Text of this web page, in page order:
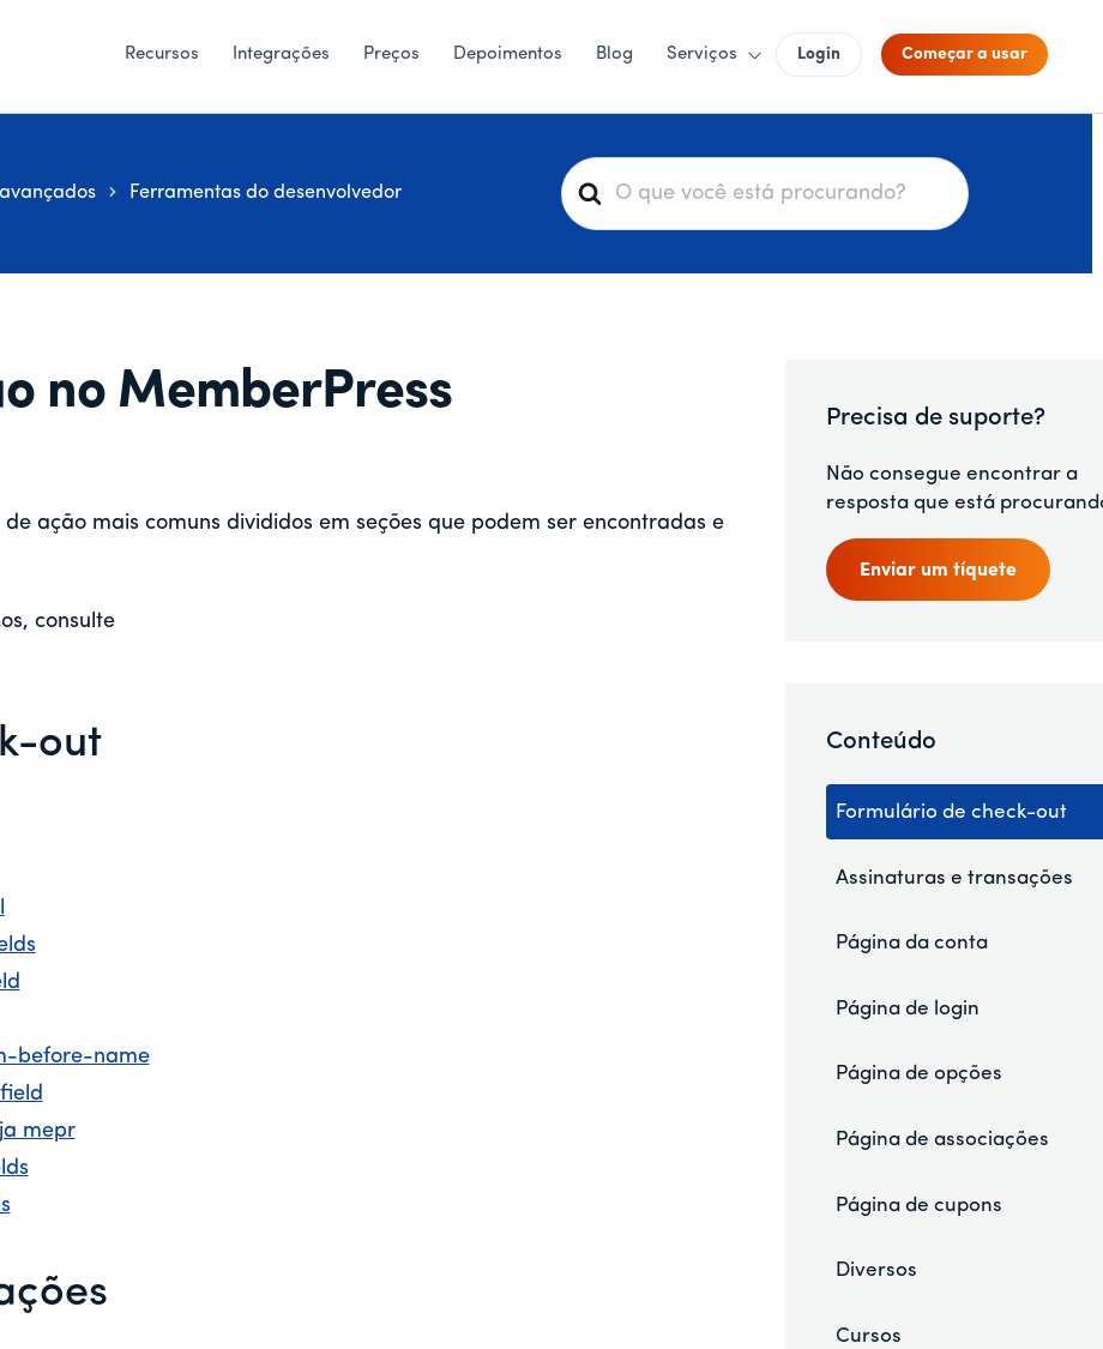
Recursos Integrações Preços Depoimentos Blog Serviços Login Começar a usar
P
e
r
Ferramentas do desenvolvedor
no MemberPress
ação mais comuns divididos em seções que podem ser encontradas e
consulte
out
before-name
mepr
Precisa de suporte?
Não consegue encontrar a
resposta que está
Enviar um tíquete
Conteúdo
Formulário de check-out
Assinaturas e transações
Página da conta
Página de login
Página de opções
Página de associações
Página de cupons
Diversos
Cursos